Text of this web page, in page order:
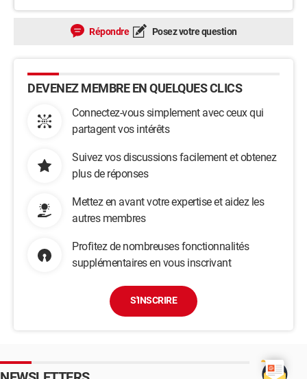
Répondre Posez votre question
DEVENEZ MEMBRE EN QUELQUES CLICS
Connectez-vous simplement avec ceux qui
partagent vos intérêts
Suivez vos discussions facilement et obtenez
plus de réponses
Mettez en avant votre expertise et aidez les
autres membres
Profitez de nombreuses fonctionnalités
supplémentaires en vous inscrivant
S'INSCRIRE